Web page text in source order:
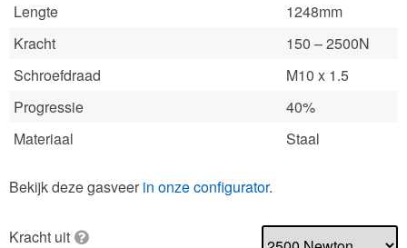
Lengte
1248mm
Kracht
150 – 2500N
Schroefdraad
M10 x 1.5
Progressie
40%
Materiaal
Staal
Bekijk deze gasveer in onze configurator.
Kracht uit